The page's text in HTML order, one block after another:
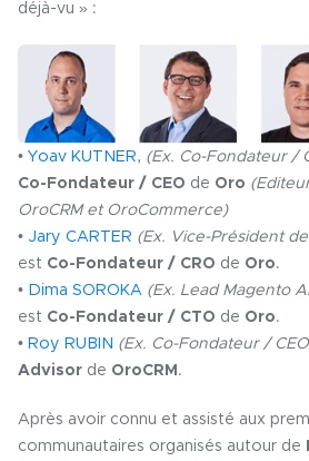
déjà-vu » :
• Yoav KUTNER, (Ex. Co-Fondateur /
Co-Fondateur / CEO de Oro
OroCRM et OroCommerce)
• Jary CARTER (Ex. Vice-Président
est Co-Fondateur / CRO de Oro.
• Dima SOROKA (Ex. Lead Magento
est Co-Fondateur / CTO de Oro.
• Roy RUBIN (Ex. Co-Fondateur /
Advisor de OroCRM .
Après avoir connu et assisté aux
communautaires organisés autour de